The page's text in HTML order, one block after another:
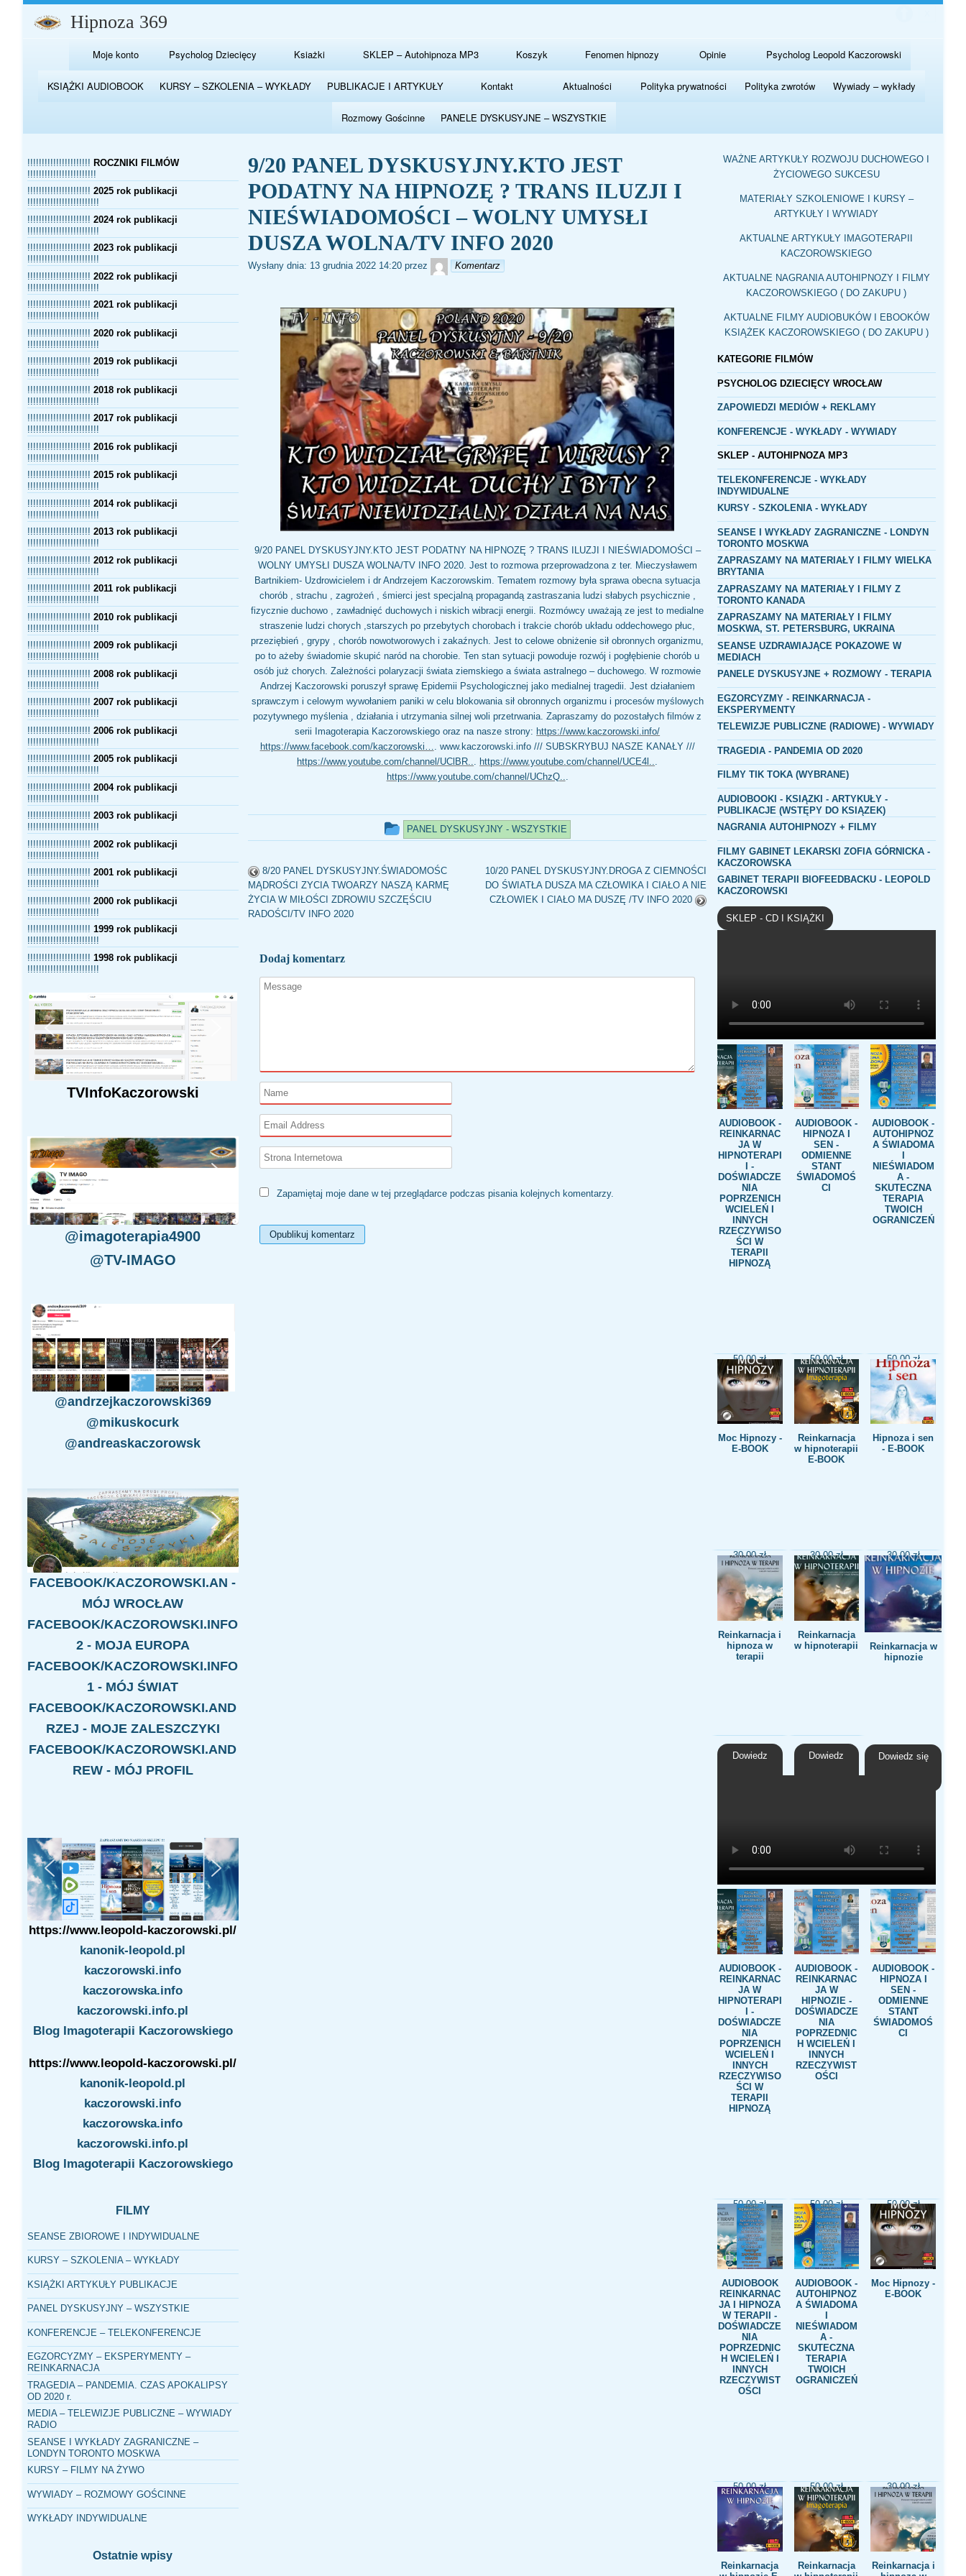
Przejdź
Hipnoza 369
Moje konto Psycholog Dziecięcy Ksiażki SKLEP – Autohipnoza MP3 Koszyk Fenomen hipnozy Opinie Psycholog Leopold Kaczorowski
KSIĄŻKI AUDIOBOOK KURSY – SZKOLENIA – WYKŁADY PUBLIKACJE I ARTYKUŁY Kontakt Aktualności Polityka prywatności Polityka zwrotów Wywiady – wykłady
Rozmowy Gościnne PANELE DYSKUSYJNE – WSZYSTKIE
9/20 PANEL DYSKUSYJNY.KTO JEST
PODATNY NA HIPNOZĘ ? TRANS ILUZJI I
NIEŚWIADOMOŚCI – WOLNY UMYSŁI
DUSZA WOLNA/TV INFO 2020
Wysłany dnia: 13 grudnia 2022 14:20 przez redaktor
Komentarz
9/20 PANEL DYSKUSYJNY.KTO JEST PODATNY NA HIPNOZĘ ? TRANS ILUZJI I NIEŚWIADOMOŚCI –
WOLNY UMYSŁI DUSZA WOLNA/TV INFO 2020. Jest to rozmowa przeprowadzona z ter. Mieczysławem
Bartnikiem- Uzdrowicielem i dr Andrzejem Kaczorowskim. Tematem rozmowy była sprawa obecna sytuacja
chorób , strachu , zagrożeń , śmierci jest specjalną propagandą zastraszania ludzi słabych psychicznie ,
fizycznie duchowo , zawładnięć duchowych i niskich wibracji energii. Rozmówcy uważają ze jest to medialne
straszenie ludzi chorych ,starszych po przebytych chorobach i trakcie chorób układu oddechowego płuc,
przeziębień , grypy , chorób nowotworowych i zakaźnych. Jest to celowe obniżenie sił obronnych organizmu,
po to ażeby świadomie skupić naród na chorobie. Ten stan sytuacji powoduje rozwój i pogłębienie chorób u
osób już chorych. Zależności polaryzacji świata ziemskiego a świata astralnego – duchowego. W rozmowie
Andrzej Kaczorowski poruszył sprawę Epidemii Psychologicznej jako medialnej tragedii. Jest działaniem
sprawczym i celowym wywołaniem paniki w celu blokowania sił obronnych organizmu i procesów myślowych
pozytywnego myślenia , działania i utrzymania silnej woli przetrwania. Zapraszamy do pozostałych filmów z
serii Imagoterapia Kaczorowskiego oraz na nasze strony: https://www.kaczorowski.info/
https://www.facebook.com/kaczorowski…
. www.kaczorowski.info /// SUBSKRYBUJ NASZE KANAŁY ///
https://www.youtube.com/channel/UClBR..
https://www.youtube.com/channel/UCE4l..
https://www.youtube.com/channel/UChzQ..
Ten
był
dodany
PANEL DYSKUSYJNY - WSZYSTKIE
8/20 PANEL DYSKUSYJNY.ŚWIADOMOŚC
MĄDROŚCI ZYCIA TWOARZY NASZĄ KARMĘ
ŻYCIA W MIŁOŚCI ZDROWIU SZCZĘŚCIU
RADOŚCI/TV INFO 2020
10/20 PANEL DYSKUSYJNY.DROGA Z CIEMNOŚCI
DO ŚWIATŁA DUSZA MA CZŁOWIKA I CIAŁO A NIE
CZŁOWIEK I CIAŁO MA DUSZĘ /TV INFO 2020
Dodaj komentarz
Zapamiętaj moje dane w tej przeglądarce podczas pisania kolejnych komentarzy.
WAŻNE ARTYKUŁY ROZWOJU DUCHOWEGO I
ŻYCIOWEGO SUKCESU
MATERIAŁY SZKOLENIOWE I KURSY –
ARTYKUŁY I WYWIADY
AKTUALNE ARTYKUŁY IMAGOTERAPII
KACZOROWSKIEGO
AKTUALNE NAGRANIA AUTOHIPNOZY I FILMY
KACZOROWSKIEGO ( DO ZAKUPU )
AKTUALNE FILMY AUDIOBUKÓW I EBOOKÓW
KSIĄŻEK KACZOROWSKIEGO ( DO ZAKUPU )
KATEGORIE FILMÓW
PSYCHOLOG DZIECIĘCY WROCŁAW
ZAPOWIEDZI MEDIÓW + REKLAMY
KONFERENCJE - WYKŁADY - WYWIADY
SKLEP - AUTOHIPNOZA MP3
TELEKONFERENCJE - WYKŁADY
INDYWIDUALNE
KURSY - SZKOLENIA - WYKŁADY
SEANSE I WYKŁADY ZAGRANICZNE - LONDYN
TORONTO MOSKWA
ZAPRASZAMY NA MATERIAŁY I FILMY WIELKA
BRYTANIA
ZAPRASZAMY NA MATERIAŁY I FILMY Z
TORONTO KANADA
ZAPRASZAMY NA MATERIAŁY I FILMY
MOSKWA, ST. PETERSBURG, UKRAINA
SEANSE UZDRAWIAJĄCE POKAZOWE W
MEDIACH
PANELE DYSKUSYJNE + ROZMOWY - TERAPIA
EGZORCYZMY - REINKARNACJA -
EKSPERYMENTY
TELEWIZJE PUBLICZNE (RADIOWE) - WYWIADY
TRAGEDIA - PANDEMIA OD 2020
FILMY TIK TOKA (WYBRANE)
AUDIOBOOKI - KSIĄZKI - ARTYKUŁY -
PUBLIKACJE (WSTĘPY DO KSIĄZEK)
NAGRANIA AUTOHIPNOZY + FILMY
FILMY GABINET LEKARSKI ZOFIA GÓRNICKA -
KACZOROWSKA
GABINET TERAPII BIOFEEDBACKU - LEOPOLD
KACZOROWSKI
SKLEP - CD I KSIĄŻKI
AUDIOBOOK -
REINKARNAC
JA W
HIPNOTERAPI
I -
DOŚWIADCZE
NIA
POPRZENICH
WCIELEŃ I
INNYCH
RZECZYWISO
ŚCI W
TERAPII
HIPNOZĄ
50,00zł
Dodaj do
koszyka
AUDIOBOOK -
HIPNOZA I
SEN -
ODMIENNE
STANT
ŚWIADOMOŚ
CI
50,00zł
Dodaj do
koszyka
AUDIOBOOK -
AUTOHIPNOZ
A ŚWIADOMA
NIEŚWIADOM
A -
SKUTECZNA
TERAPIA
TWOICH
OGRANICZEŃ
50,00zł
Dodaj do
koszyka
Moc Hipnozy -
E-BOOK
30,00zł
Dodaj do
koszyka
Reinkarnacja
w hipnoterapii
E-BOOK
30,00zł
Dodaj do
koszyka
Hipnoza i sen
- E-BOOK
30,00zł
Dodaj do
koszyka
Reinkarnacja i
hipnoza w
terapii
Dowiedz
Reinkarnacja
w hipnoterapii
Dowiedz
Reinkarnacja w
hipnozie
Dowiedz się
AUDIOBOOK -
REINKARNAC
JA W
HIPNOTERAPI
I -
DOŚWIADCZE
NIA
POPRZENICH
WCIELEŃ I
INNYCH
RZECZYWISO
ŚCI W
TERAPII
HIPNOZĄ
50,00zł
Dodaj do
koszyka
AUDIOBOOK -
REINKARNAC
JA W
HIPNOZIE -
DOŚWIADCZE
NIA
POPRZEDNIC
H WCIELEŃ I
INNYCH
RZECZYWIST
OŚCI
50,00zł
Dodaj do
koszyka
AUDIOBOOK -
HIPNOZA I
SEN -
ODMIENNE
STANT
ŚWIADOMOŚ
CI
50,00zł
Dodaj do
koszyka
AUDIOBOOK
REINKARNAC
JA I HIPNOZA
W TERAPII -
DOŚWIADCZE
NIA
POPRZEDNIC
H WCIELEŃ I
INNYCH
RZECZYWIST
OŚCI
50,00zł
Dodaj do
koszyka
AUDIOBOOK -
AUTOHIPNOZ
A ŚWIADOMA
NIEŚWIADOM
A -
SKUTECZNA
TERAPIA
TWOICH
OGRANICZEŃ
50,00zł
Dodaj do
koszyka
Moc Hipnozy -
E-BOOK
30,00zł
Dodaj do
koszyka
Reinkarnacja
Reinkarnacja
Reinkarnacja i
!!!!!!!!!!!!!!!!!!!!!! ROCZNIKI FILMÓW
!!!!!!!!!!!!!!!!!!!!!!!!
!!!!!!!!!!!!!!!!!!!!!! 2025 rok publikacji
!!!!!!!!!!!!!!!!!!!!!!!!!
!!!!!!!!!!!!!!!!!!!!!! 2024 rok publikacji
!!!!!!!!!!!!!!!!!!!!!!!!!
!!!!!!!!!!!!!!!!!!!!!! 2023 rok publikacji
!!!!!!!!!!!!!!!!!!!!!!!!!
!!!!!!!!!!!!!!!!!!!!!! 2022 rok publikacji
!!!!!!!!!!!!!!!!!!!!!!!!!
!!!!!!!!!!!!!!!!!!!!!! 2021 rok publikacji
!!!!!!!!!!!!!!!!!!!!!!!!!
!!!!!!!!!!!!!!!!!!!!!! 2020 rok publikacji
!!!!!!!!!!!!!!!!!!!!!!!!!
!!!!!!!!!!!!!!!!!!!!!! 2019 rok publikacji
!!!!!!!!!!!!!!!!!!!!!!!!!
!!!!!!!!!!!!!!!!!!!!!! 2018 rok publikacji
!!!!!!!!!!!!!!!!!!!!!!!!!
!!!!!!!!!!!!!!!!!!!!!! 2017 rok publikacji
!!!!!!!!!!!!!!!!!!!!!!!!!
!!!!!!!!!!!!!!!!!!!!!! 2016 rok publikacji
!!!!!!!!!!!!!!!!!!!!!!!!!
!!!!!!!!!!!!!!!!!!!!!! 2015 rok publikacji
!!!!!!!!!!!!!!!!!!!!!!!!!
!!!!!!!!!!!!!!!!!!!!!! 2014 rok publikacji
!!!!!!!!!!!!!!!!!!!!!!!!!
!!!!!!!!!!!!!!!!!!!!!! 2013 rok publikacji
!!!!!!!!!!!!!!!!!!!!!!!!!
!!!!!!!!!!!!!!!!!!!!!! 2012 rok publikacji
!!!!!!!!!!!!!!!!!!!!!!!!!
!!!!!!!!!!!!!!!!!!!!!! 2011 rok publikacji
!!!!!!!!!!!!!!!!!!!!!!!!!
!!!!!!!!!!!!!!!!!!!!!! 2010 rok publikacji
!!!!!!!!!!!!!!!!!!!!!!!!!
!!!!!!!!!!!!!!!!!!!!!! 2009 rok publikacji
!!!!!!!!!!!!!!!!!!!!!!!!!
!!!!!!!!!!!!!!!!!!!!!! 2008 rok publikacji
!!!!!!!!!!!!!!!!!!!!!!!!!
!!!!!!!!!!!!!!!!!!!!!! 2007 rok publikacji
!!!!!!!!!!!!!!!!!!!!!!!!!
!!!!!!!!!!!!!!!!!!!!!! 2006 rok publikacji
!!!!!!!!!!!!!!!!!!!!!!!!!
!!!!!!!!!!!!!!!!!!!!!! 2005 rok publikacji
!!!!!!!!!!!!!!!!!!!!!!!!!
!!!!!!!!!!!!!!!!!!!!!! 2004 rok publikacji
!!!!!!!!!!!!!!!!!!!!!!!!!
!!!!!!!!!!!!!!!!!!!!!! 2003 rok publikacji
!!!!!!!!!!!!!!!!!!!!!!!!!
!!!!!!!!!!!!!!!!!!!!!! 2002 rok publikacji
!!!!!!!!!!!!!!!!!!!!!!!!!
!!!!!!!!!!!!!!!!!!!!!! 2001 rok publikacji
!!!!!!!!!!!!!!!!!!!!!!!!!
!!!!!!!!!!!!!!!!!!!!!! 2000 rok publikacji
!!!!!!!!!!!!!!!!!!!!!!!!!
!!!!!!!!!!!!!!!!!!!!!! 1999 rok publikacji
!!!!!!!!!!!!!!!!!!!!!!!!!
!!!!!!!!!!!!!!!!!!!!!! 1998 rok publikacji
!!!!!!!!!!!!!!!!!!!!!!!!!
TVInfoKaczorowski
@imagoterapia4900
@TV-IMAGO
@andrzejkaczorowski369
@mikuskocurk
@andreaskaczorowsk
FACEBOOK/KACZOROWSKI.AN -
MÓJ WROCŁAW
FACEBOOK/KACZOROWSKI.INFO
2 - MOJA EUROPA
FACEBOOK/KACZOROWSKI.INFO
1 - MÓJ ŚWIAT
FACEBOOK/KACZOROWSKI.AND
RZEJ - MOJE ZALESZCZYKI
FACEBOOK/KACZOROWSKI.AND
REW - MÓJ PROFIL
https://www.leopold-kaczorowski.pl/
kanonik-leopold.pl
kaczorowski.info
kaczorowska.info
kaczorowski.info.pl
Blog Imagoterapii Kaczorowskiego
https://www.leopold-kaczorowski.pl/
kanonik-leopold.pl
kaczorowski.info
kaczorowska.info
kaczorowski.info.pl
Blog Imagoterapii Kaczorowskiego
FILMY
SEANSE ZBIOROWE I INDYWIDUALNE
KURSY – SZKOLENIA – WYKŁADY
KSIĄŻKI ARTYKUŁY PUBLIKACJE
PANEL DYSKUSYJNY – WSZYSTKIE
KONFERENCJE – TELEKONFERENCJE
EGZORCYZMY – EKSPERYMENTY –
REINKARNACJA
TRAGEDIA – PANDEMIA. CZAS APOKALIPSY
OD 2020 r.
MEDIA – TELEWIZJE PUBLICZNE – WYWIADY
RADIO
SEANSE I WYKŁADY ZAGRANICZNE –
LONDYN TORONTO MOSKWA
KURSY – FILMY NA ŻYWO
WYWIADY – ROZMOWY GOŚCINNE
WYKŁADY INDYWIDUALNE
Ostatnie wpisy